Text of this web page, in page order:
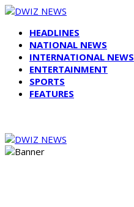
HEADLINES
NATIONAL NEWS
INTERNATIONAL NEWS
ENTERTAINMENT
SPORTS
FEATURES